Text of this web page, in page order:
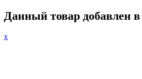
Данный товар добавлен в
x